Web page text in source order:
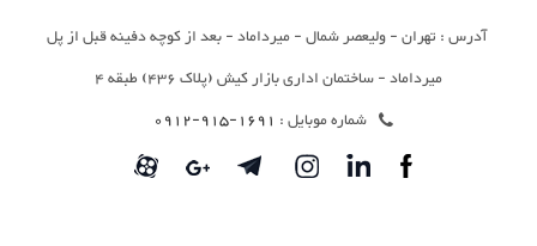
آدرس : تهران - ولیعصر شمال - میرداماد - بعد از کوچه دفینه قبل از پل
میرداماد - ساختمان اداری بازار کیش (پلاک 436) طبقه 4
شماره موبایل : 1691-915-0912